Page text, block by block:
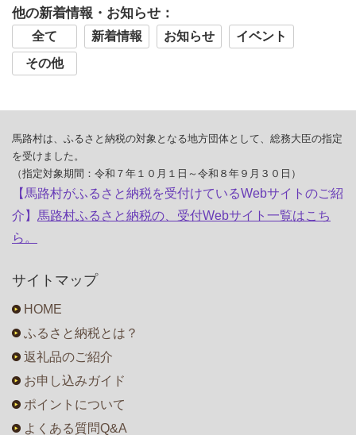
他の新着情報・お知らせ：
全て 新着情報 お知らせ
イベント
その他
馬路村は、ふるさと納税の対象となる地方団体として、総務大臣の指定
を受けました。
（指定対象期間：令和７年１０月１日～令和８年９月３０日）
【馬路村がふるさと納税を受付けているWebサイトのご紹
介】 馬路村ふるさと納税の、受付Webサイト一覧はこち
ら。
サイトマップ
HOME
ふるさと納税とは？
返礼品のご紹介
お申し込みガイド
ポイントについて
よくある質問Q&A